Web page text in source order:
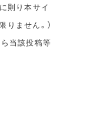
則り本サイ
ません。）
当該投稿等